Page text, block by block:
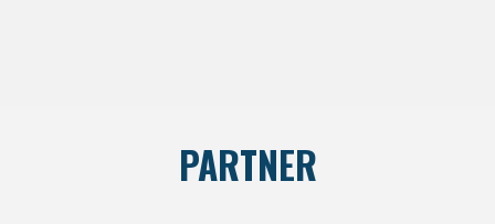
PARTNER